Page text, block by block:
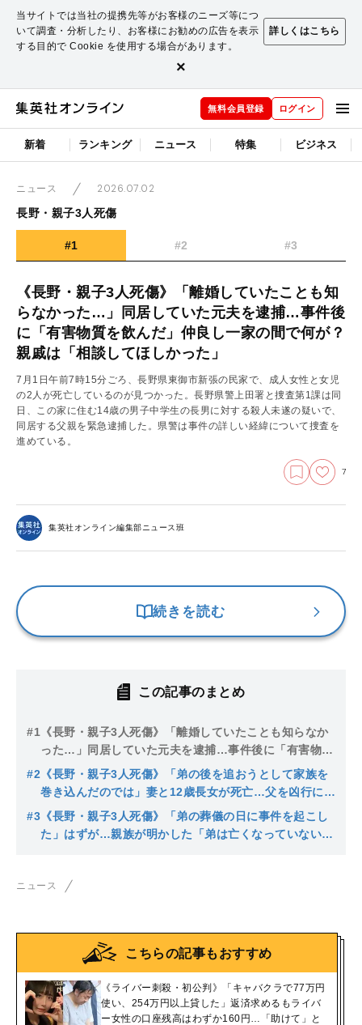
当サイトでは当社の提携先等がお客様のニーズ等につ
いて調査・分析したり、お客様にお勧めの広告を表示
する目的で Cookie を使用する場合があります。
詳しくはこちら
×
無料会員登録 ログイン
新着 ランキング ニュース 特集 ビジネス
ニュース
2026.07.02
長野・親子3人死傷
#1 #2 #3
《長野・親子3人死傷》「離婚していたことも知
らなかった…」同居していた元夫を逮捕…事件後
に「有害物質を飲んだ」仲良し一家の間で何が？
親戚は「相談してほしかった」
7月1日午前7時15分ごろ、長野県東御市新張の民家で、成人女性と女児
の2人が死亡しているのが見つかった。長野県警上田署と捜査第1課は同
日、この家に住む14歳の男子中学生の長男に対する殺人未遂の疑いで、
同居する父親を緊急逮捕した。県警は事件の詳しい経緯について捜査を
進めている。
7
集英社オンライン編集部ニュース班
続きを読む
この記事のまとめ
#1 《長野・親子3人死傷》「離婚していたことも知らなか
った…」同居していた元夫を逮捕…事件後に「有害物質
を飲んだ」仲良し一家の間で何が？親戚は「相談してほ
しかった」
#2 《長野・親子3人死傷》「弟の後を追おうとして家族を
巻き込んだのでは」妻と12歳長女が死亡…父を凶行に走
らせた“葬儀の日”
#3 《長野・親子3人死傷》「弟の葬儀の日に事件を起こし
た」はずが…親族が明かした「弟は亡くなっていない」
ニュース
こちらの記事もおすすめ
《ライバー刺殺・初公判》「キャバクラで77万円
使い、254万円以上貸した」返済求めるもライバ
ー女性の口座残高はわずか160円…「助けて」と